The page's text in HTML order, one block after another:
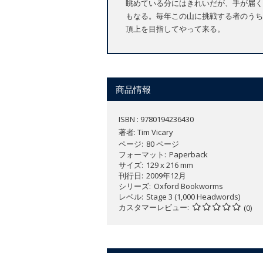
眺めている分にはきれいだが、手が届
もなる。毎年この山に挑戦する者のう
頂上を目指してやって来る。
商品情報
ISBN : 9780194236430
著者: Tim Vicary
ページ 80 ページ
フォーマット
Paperback
サイズ 129 x 216 mm
刊行日 2009年12月
シリーズ Oxford Bookworms
レベル Stage 3 (1,000 Headwords)
カスタマーレビュー
(0)